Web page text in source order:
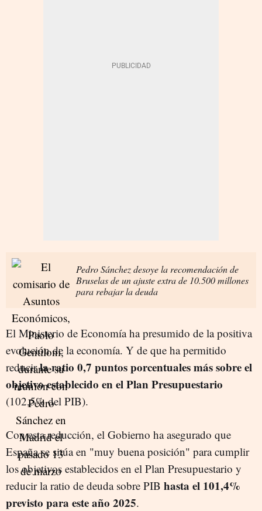
Pedro Sánchez desoye la recomendación de
Bruselas de un ajuste extra de 10.500 millones
para rebajar la deuda
El Ministerio de Economía ha presumido de la positiva
evolución de la economía. Y de que ha permitido
reducirla ratio 0,7 puntos porcentuales más sobre el
objetivo establecido en el Plan Presupuestario
(102,5% del PIB).
Con esta reducción, el Gobierno ha asegurado que
España se sitúa en "muy buena posición" para cumplir
los objetivos establecidos en el Plan Presupuestario y
reducir la ratio de deuda sobre PIB hasta el 101,4%
previsto para este año 2025.